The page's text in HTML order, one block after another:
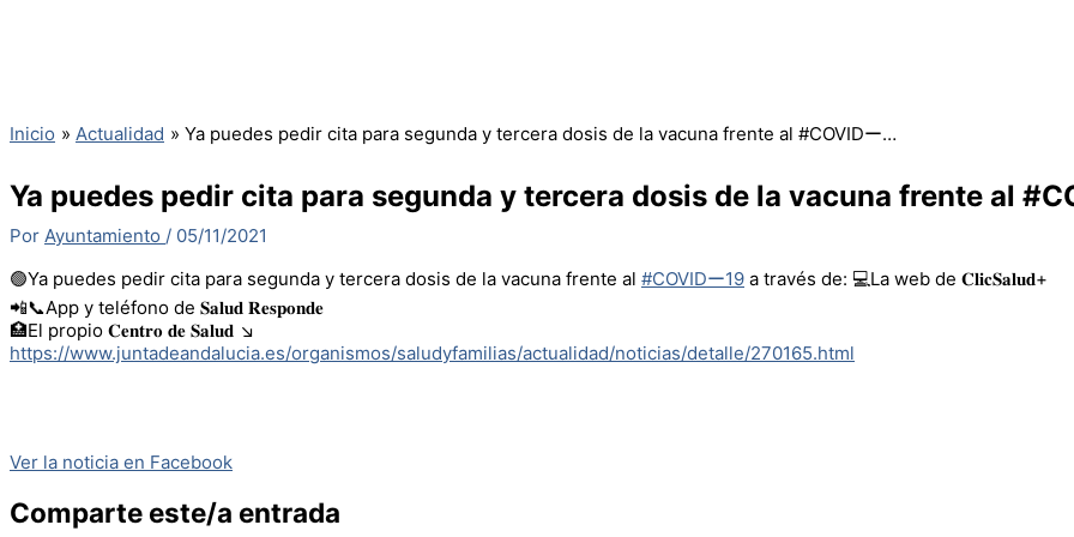
Inicio Actualidad Ya puedes pedir cita para segunda y tercera dosis de la vacuna frente al #COVIDー…
Ya puedes pedir cita para segunda y tercera dosis de la vacuna frente al
Por Ayuntamiento / 05/11/2021
🟢Ya puedes pedir cita para segunda y tercera dosis de la vacuna frente al #COVIDー19 a través de: 💻La web de 𝐂𝐥𝐢𝐜𝐒𝐚𝐥𝐮𝐝+
📲📞App y teléfono de 𝐒𝐚𝐥𝐮𝐝 𝐑𝐞𝐬𝐩𝐨𝐧𝐝𝐞
🏥El propio 𝐂𝐞𝐧𝐭𝐫𝐨 𝐝𝐞 𝐒𝐚𝐥𝐮𝐝 ↘️
https://www.juntadeandalucia.es/organismos/saludyfamilias/actualidad/noticias/detalle/270165.html
Ver la noticia en Facebook
Comparte este/a entrada